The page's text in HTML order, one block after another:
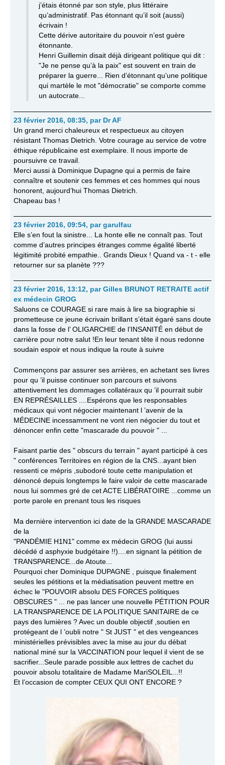
j’étais étonné par son style, plus littéraire
qu’administratif. Pas étonnant qu’il soit (aussi)
écrivain !
Cette dérive autoritaire du pouvoir n’est guère
étonnante.
Henri Guillemin disait déjà dirigeant politique qui dit :
"Je ne pense qu’à la paix" est souvent en train de
préparer la guerre... Rien d’étonnant qu’une politique
qui martèle le mot "démocratie" se comporte comme
un autocrate...
23 février 2016, 08:35, par Dr AF
Un grand merci chaleureux et respectueux au citoyen
résistant Thomas Dietrich. Votre courage au service de votre
éthique républicaine est exemplaire. Il nous importe de
poursuivre ce travail.
Merci aussi à Dominique Dupagne qui a permis de faire
connaître et soutenir ces femmes et ces hommes qui nous
honorent, aujourd’hui Thomas Dietrich.
Chapeau bas !
23 février 2016, 09:54, par garulfau
Elle s’en fout la sinistre... La honte elle ne connaît pas. Tout
comme d’autres principes étranges comme égalité liberté
légitimité probité empathie.. Grands Dieux ! Quand va - t - elle
retourner sur sa planète ???
23 février 2016, 13:12, par Gilles BRUNOT RETRAITE actif
ex médecin GROG
Saluons ce COURAGE si rare mais à lire sa biographie si
prometteuse ce jeune écrivain brillant s’était égaré sans doute
dans la fosse de l’ OLIGARCHIE de l’INSANITÉ en début de
carrière pour notre salut !En leur tenant tête il nous redonne
soudain espoir et nous indique la route à suivre
Commençons par assurer ses arrières, en achetant ses livres
pour qu ’il puisse continuer son parcours et suivons
attentivement les dommages collatéraux qu ’il pourrait subir
EN REPRÉSAILLES ....Espérons que les responsables
médicaux qui vont négocier maintenant l ’avenir de la
MÉDECINE incessamment ne vont rien négocier du tout et
dénoncer enfin cette "mascarade du pouvoir " ...
Faisant partie des " obscurs du terrain " ayant participé à ces
" conférences Territoires en région de la CNS...ayant bien
ressenti ce mépris ,subodoré toute cette manipulation et
dénoncé depuis longtemps le faire valoir de cette mascarade
nous lui sommes gré de cet ACTE LIBÉRATOIRE ...comme un
porte parole en prenant tous les risques
Ma dernière intervention ici date de la GRANDE MASCARADE
de la
"PANDÉMIE H1N1" comme ex médecin GROG (lui aussi
décédé d asphyxie budgétaire !!)....en signant la pétition de
TRANSPARENCE...de Atoute...
Pourquoi cher Dominique DUPAGNE , puisque finalement
seules les pétitions et la médiatisation peuvent mettre en
échec le "POUVOIR absolu DES FORCES politiques
OBSCURES " ... ne pas lancer une nouvelle PÉTITION POUR
LA TRANSPARENCE DE LA POLITIQUE SANITAIRE de ce
pays des lumières ? Avec un double objectif ,soutien en
protégeant de l ’oubli notre " St JUST " et des vengeances
ministérielles prévisibles avec la mise au jour du débat
national miné sur la VACCINATION pour lequel il vient de se
sacrifier...Seule parade possible aux lettres de cachet du
pouvoir absolu totalitaire de Madame MariSOLEIL...!!
Et l’occasion de compter CEUX QUI ONT ENCORE ?